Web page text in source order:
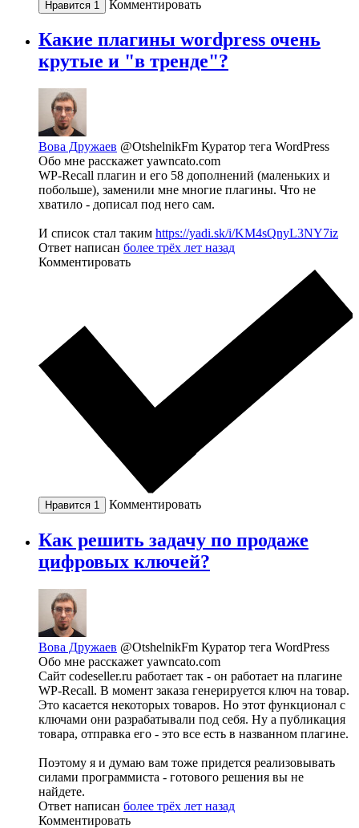
Нравится 1 Комментировать
Какие плагины wordpress очень
крутые и "в тренде"?
Вова Дружаев @OtshelnikFm Куратор тега WordPress
Обо мне расскажет yawncato.com
WP-Recall плагин и его 58 дополнений (маленьких и
побольше), заменили мне многие плагины. Что не
хватило - дописал под него сам.
И список стал таким https://yadi.sk/i/KM4sQnyL3NY7iz
Ответ написан более трёх лет назад
Комментировать
Нравится 1 Комментировать
Как решить задачу по продаже
цифровых ключей?
Вова Дружаев @OtshelnikFm Куратор тега WordPress
Обо мне расскажет yawncato.com
Сайт codeseller.ru работает так - он работает на плагине
WP-Recall. В момент заказа генерируется ключ на товар.
Это касается некоторых товаров. Но этот функционал с
ключами они разрабатывали под себя. Ну а публикация
товара, отправка его - это все есть в названном плагине.
Поэтому я и думаю вам тоже придется реализовывать
силами программиста - готового решения вы не
найдете.
Ответ написан более трёх лет назад
Комментировать